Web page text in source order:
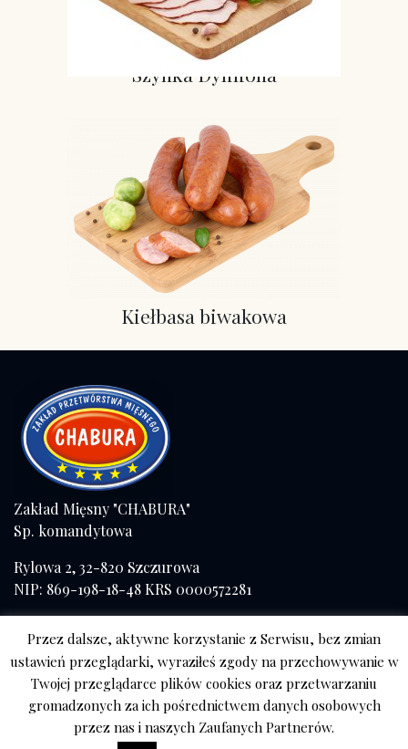
Szynka Dymiona
Kiełbasa biwakowa
Zakład Mięsny "CHABURA"
Sp. komandytowa
Rylowa 2, 32-820 Szczurowa
NIP: 869-198-18-48 KRS 0000572281
kom. 508 056 084
Sklep Tarnów
ul. Mościckiego
667 788 740
Przez dalsze, aktywne korzystanie z Serwisu, bez zmian
ustawień przeglądarki, wyraziłeś zgody na przechowywanie w
Twojej przeglądarce plików cookies oraz przetwarzaniu
gromadzonych za ich pośrednictwem danych osobowych
przez nas i naszych Zaufanych Partnerów.